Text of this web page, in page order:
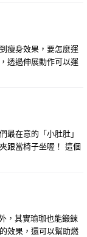
瘦身效果，要怎麼運
透過伸展動作可以運
最在意的「小肚肚」
跟當椅子坐喔！ 這個
，其實瑜珈也能鍛鍊
效果，還可以幫助燃